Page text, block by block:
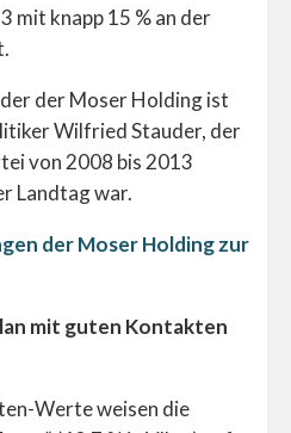
mit knapp 15 % an der
der Moser Holding ist
Wilfried Stauder, der
von 2008 bis 2013
Landtag war.
der Moser Holding zur
mit guten Kontakten
Werte weisen die